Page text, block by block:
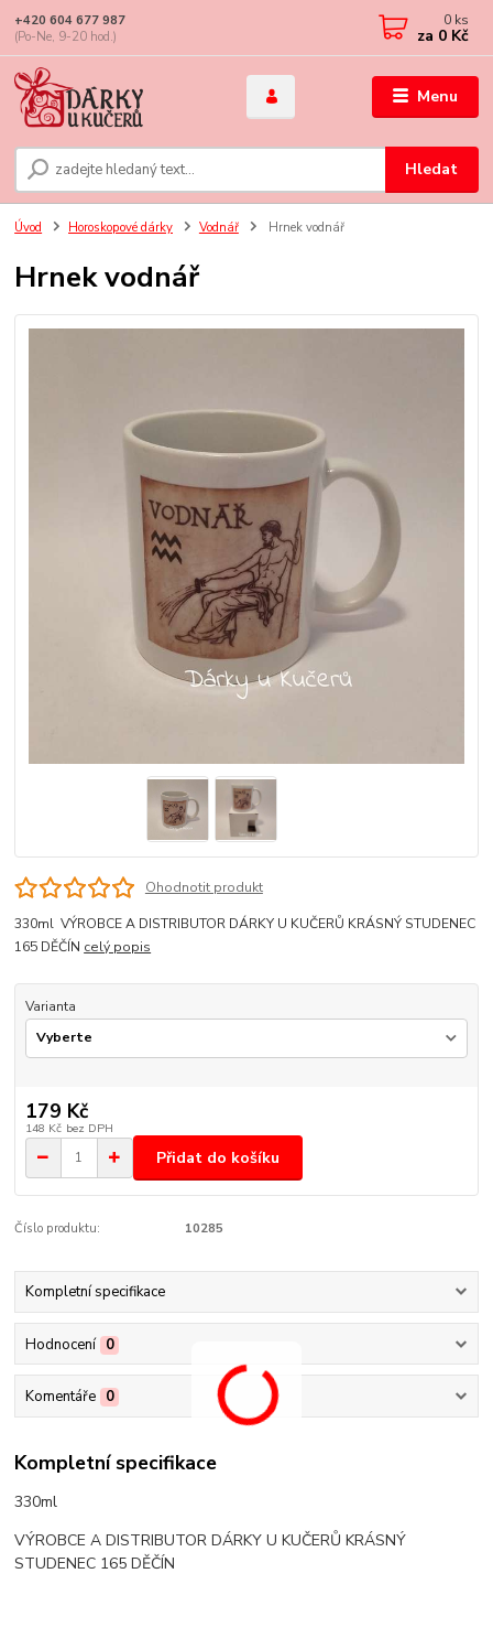
Menu
Hledat
+420 604 677 987
(Po-Ne, 9-20 hod.)
0 ks
za 0 Kč
Úvod Horoskopové dárky Vodnář Hrnek vodnář
Hrnek vodnář
Ohodnotit produkt
330ml VÝROBCE A DISTRIBUTOR DÁRKY U KUČERŮ KRÁSNÝ STUDENEC
165 DĚČÍN celý popis
Varianta
179 Kč
148 Kč bez DPH
Přidat do košíku
Číslo produktu: 10285
Kompletní specifikace
Hodnocení 0
Komentáře 0
Kompletní specifikace
330ml
VÝROBCE A DISTRIBUTOR DÁRKY U KUČERŮ KRÁSNÝ
STUDENEC 165 DĚČÍN